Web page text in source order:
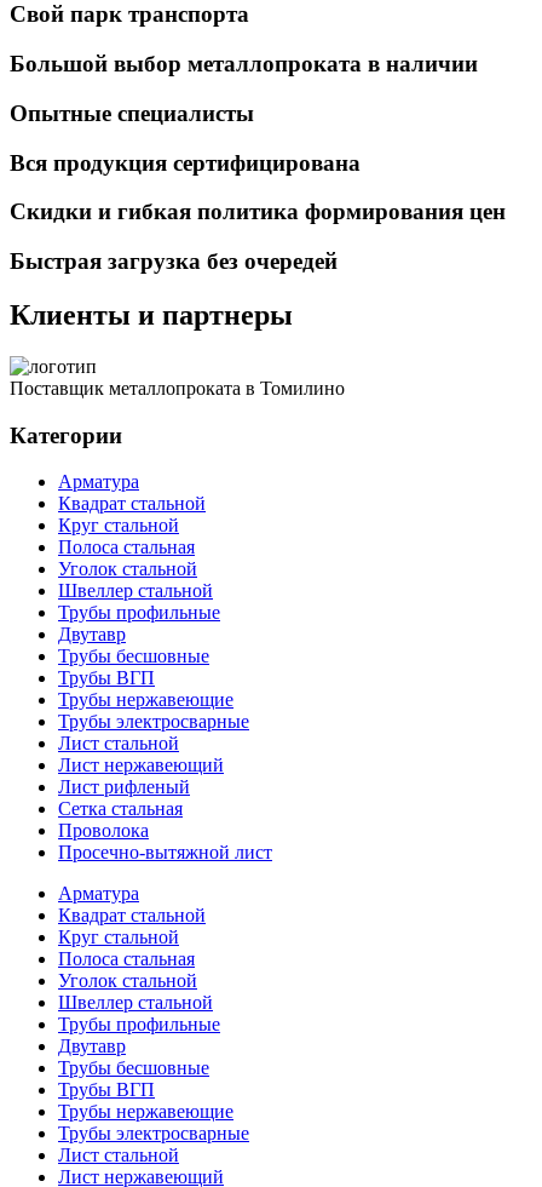
Свой парк транспорта
Большой выбор металлопроката в наличии
Опытные специалисты
Вся продукция сертифицирована
Скидки и гибкая политика формирования цен
Быстрая загрузка без очередей
Клиенты и партнеры
Поставщик металлопроката в Томилино
Категории
Арматура
Квадрат стальной
Круг стальной
Полоса стальная
Уголок стальной
Швеллер стальной
Трубы профильные
Двутавр
Трубы бесшовные
Трубы ВГП
Трубы нержавеющие
Трубы электросварные
Лист стальной
Лист нержавеющий
Лист рифленый
Сетка стальная
Проволока
Просечно-вытяжной лист
Арматура
Квадрат стальной
Круг стальной
Полоса стальная
Уголок стальной
Швеллер стальной
Трубы профильные
Двутавр
Трубы бесшовные
Трубы ВГП
Трубы нержавеющие
Трубы электросварные
Лист стальной
Лист нержавеющий